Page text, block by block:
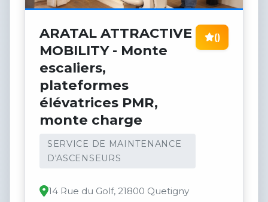
ARATAL ATTRACTIVE
MOBILITY - Monte
escaliers,
plateformes
élévatrices PMR,
monte charge
SERVICE DE MAINTENANCE
D'ASCENSEURS
()
14 Rue du Golf, 21800 Quetigny